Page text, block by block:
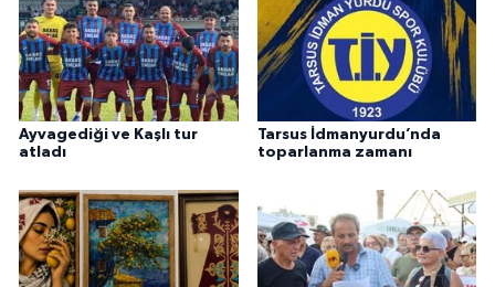
Ayvagediği ve Kaşlı tur
atladı
Tarsus İdmanyurdu’nda
toparlanma zamanı